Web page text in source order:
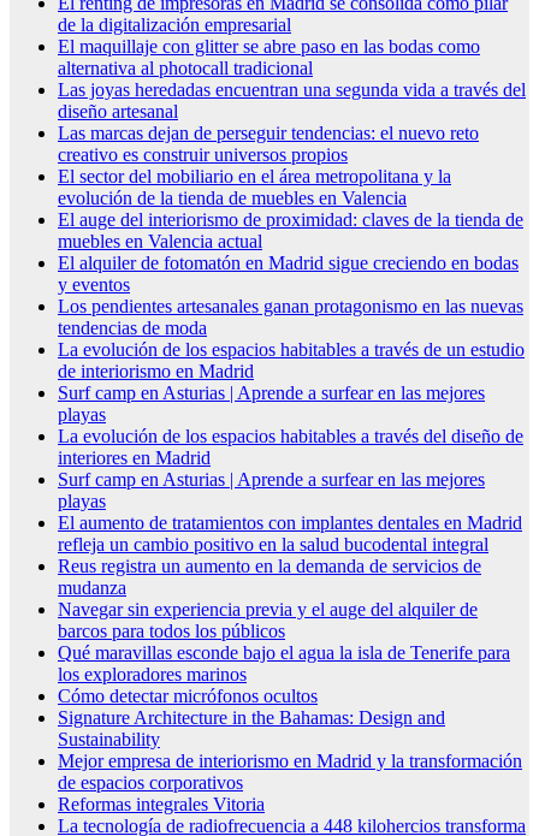
de la digitalización empresarial
El maquillaje con glitter se abre paso en las bodas como
alternativa al photocall tradicional
Las joyas heredadas encuentran una segunda vida a través del
diseño artesanal
Las marcas dejan de perseguir tendencias: el nuevo reto
creativo es construir universos propios
El sector del mobiliario en el área metropolitana y la
evolución de la tienda de muebles en Valencia
El auge del interiorismo de proximidad: claves de la tienda de
muebles en Valencia actual
El alquiler de fotomatón en Madrid sigue creciendo en bodas
y eventos
Los pendientes artesanales ganan protagonismo en las nuevas
tendencias de moda
La evolución de los espacios habitables a través de un estudio
de interiorismo en Madrid
Surf camp en Asturias | Aprende a surfear en las mejores
playas
La evolución de los espacios habitables a través del diseño de
interiores en Madrid
Surf camp en Asturias | Aprende a surfear en las mejores
playas
El aumento de tratamientos con implantes dentales en Madrid
refleja un cambio positivo en la salud bucodental integral
Reus registra un aumento en la demanda de servicios de
mudanza
Navegar sin experiencia previa y el auge del alquiler de
barcos para todos los públicos
Qué maravillas esconde bajo el agua la isla de Tenerife para
los exploradores marinos
Cómo detectar micrófonos ocultos
Signature Architecture in the Bahamas: Design and
Sustainability
Mejor empresa de interiorismo en Madrid y la transformación
de espacios corporativos
Reformas integrales Vitoria
La tecnología de radiofrecuencia a 448 kilohercios transforma